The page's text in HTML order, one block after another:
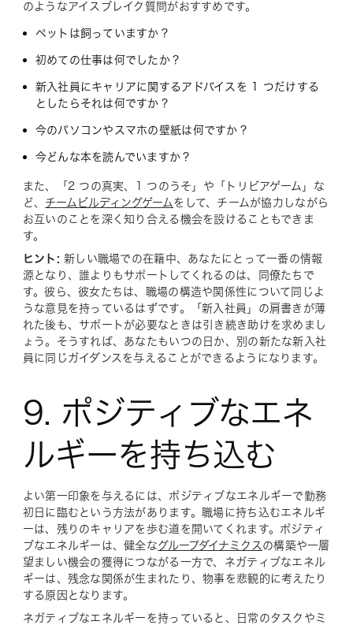
のようなアイスブレイク質問がおすすめです。
ペットは飼っていますか？
初めての仕事は何でしたか？
新入社員にキャリアに関するアドバイスを 1 つだけする
としたらそれは何ですか？
今のパソコンやスマホの壁紙は何ですか？
今どんな本を読んでいますか？
また、「2 つの真実、1 つのうそ」や「トリビアゲーム」な
ど、 チームビルディングゲーム をして、チームが協力しながら
お互いのことを深く知り合える機会を設けることもできま
す。
ヒント: 新しい職場での在籍中、あなたにとって一番の情報
源となり、誰よりもサポートしてくれるのは、同僚たちで
す。彼ら、彼女たちは、職場の構造や関係性について同じよ
うな意見を持っているはずです。「新入社員」の肩書きが薄
れた後も、サポートが必要なときは引き続き助けを求めまし
ょう。そうすれば、あなたもいつの日か、別の新たな新入社
員に同じガイダンスを与えることができるようになります。
9. ポジティブなエネ
ルギーを持ち込む
よい第一印象を与えるには、ポジティブなエネルギーで勤務
初日に臨むという方法があります。職場に持ち込むエネルギ
ーは、残りのキャリアを歩む道を開いてくれます。ポジティ
ブなエネルギーは、健全なグループダイナミクス の構築や一層
望ましい機会の獲得につながる一方で、ネガティブなエネル
ギーは、残念な関係が生まれたり、物事を悲観的に考えたり
する原因となります。
ネガティブなエネルギーを持っていると、日常のタスクやミ